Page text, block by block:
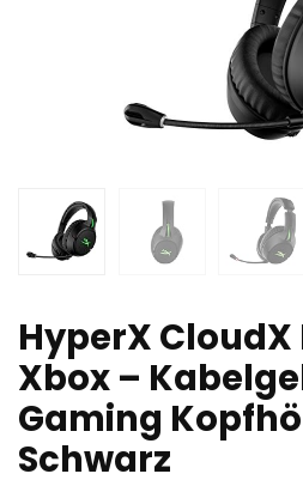
HyperX
Xbox –
Gaming
Schwarz